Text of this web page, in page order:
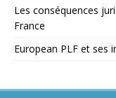
Les conséquences
France
European PLF et ses